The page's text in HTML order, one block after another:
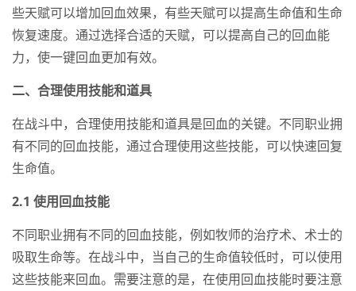
些天赋可以增加回血效果，有些天赋可以提高生命值和生命
恢复速度。通过选择合适的天赋，可以提高自己的回血能
力，使一键回血更加有效。
二、合理使用技能和道具
在战斗中，合理使用技能和道具是回血的关键。不同职业拥
有不同的回血技能，通过合理使用这些技能，可以快速回复
生命值。
2.1 使用回血技能
不同职业拥有不同的回血技能，例如牧师的治疗术、术士的
吸取生命等。在战斗中，当自己的生命值较低时，可以使用
这些技能来回血。需要注意的是，在使用回血技能时要注意